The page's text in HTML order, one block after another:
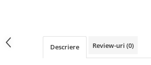
Descriere Review-uri (0)